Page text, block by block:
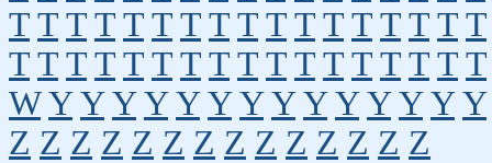
T T T T T T T T T T T T T T T T T
T T T T T T T T T T T T T T T T T
W Y Y Y Y Y Y Y Y Y Y Y Y Y Y
Z Z Z Z Z Z Z Z Z Z Z Z Z Z